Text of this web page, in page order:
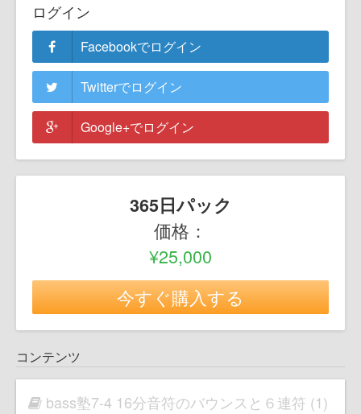
ログイン
Facebookでログイン
Twitterでログイン
Google+でログイン
365日パック
価格：
¥25,000
今すぐ購入する
コンテンツ
bass塾7-4 16分音符のバウンスと６連符 (1)